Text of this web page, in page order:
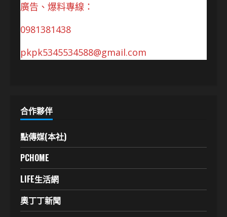
廣告、爆料專線：
0981381438
pkpk5345534588@gmail.com
合作夥伴
點傳媒(本社)
PCHOME
LIFE生活網
奧丁丁新聞